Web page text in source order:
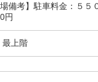
考】駐車料金：５５
円
最上階